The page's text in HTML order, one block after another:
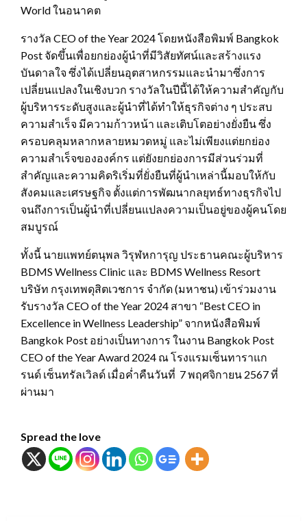
World ในอนาคต
รางวัล CEO of the Year 2024 โดยหนังสือพิมพ์ Bangkok
Post จัดขึ้นเพื่อยกย่องผู้นำที่มีวิสัยทัศน์และสร้างแรง
บันดาลใจ ซึ่งได้เปลี่ยนอุตสาหกรรมและนำมาซึ่งการ
เปลี่ยนแปลงในเชิงบวก รางวัลในปีนี้ได้ให้ความสำคัญกับ
ผู้บริหารระดับสูงและผู้นำที่ได้ทำให้ธุรกิจต่าง ๆ ประสบ
ความสำเร็จ มีความก้าวหน้า และเติบโตอย่างยั่งยืน ซึ่ง
ครอบคลุมหลากหลายหมวดหมู่ และไม่เพียงแต่ยกย่อง
ความสำเร็จขององค์กร แต่ยังยกย่องการมีส่วนร่วมที่
สำคัญและความคิดริเริ่มที่ยั่งยืนที่ผู้นำเหล่านี้มอบให้กับ
สังคมและเศรษฐกิจ ตั้งแต่การพัฒนากลยุทธ์ทางธุรกิจไป
จนถึงการเป็นผู้นำที่เปลี่ยนแปลงความเป็นอยู่ของผู้คนโดย
สมบูรณ์
ทั้งนี้ นายแพทย์ตนุพล วิรุฬหการุญ ประธานคณะผู้บริหาร
BDMS Wellness Clinic และ BDMS Wellness Resort
บริษัท กรุงเทพดุสิตเวชการ จำกัด (มหาชน) เข้าร่วมงาน
รับรางวัล CEO of the Year 2024 สาขา “Best CEO in
Excellence in Wellness Leadership” จากหนังสือพิมพ์
Bangkok Post อย่างเป็นทางการ ในงาน Bangkok Post
CEO of the Year Award 2024 ณ โรงแรมเซ็นทาราแก
รนด์ เซ็นทรัลเวิลด์ เมื่อค่ำคืนวันที่ 7 พฤศจิกายน 2567 ที่
ผ่านมา
Spread the love